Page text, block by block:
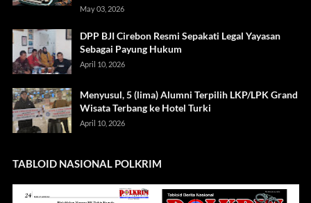
May 03, 2026
DPP BJI Cirebon Resmi Sepakati Legal Yayasan
Sebagai Payung Hukum
April 10, 2026
Menyusul, 5 (lima) Alumni Terpilih LKP/LPK Grand
Wisata Terbang ke Hotel Turki
April 10, 2026
TABLOID NASIONAL POLKRIM